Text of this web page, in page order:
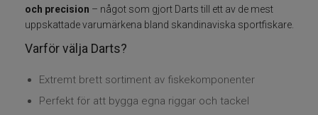
Varumärken
och precision – något som gjort Darts till ett av de mest
uppskattade varumärkena bland skandinaviska sportfiskare.
Varför välja Darts?
Extremt brett sortiment av fiske­komponenter
Perfekt för att bygga egna riggar och tackel